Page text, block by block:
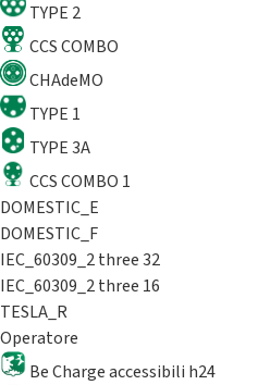
TYPE 2
CCS COMBO
CHAdeMO
TYPE 1
TYPE 3A
CCS COMBO 1
DOMESTIC_E
DOMESTIC_F
IEC_60309_2 three 32
IEC_60309_2 three 16
TESLA_R
Operatore
Be Charge accessibili h24